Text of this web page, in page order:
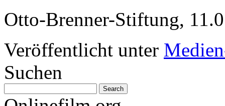
Otto-Brenner-Stiftung,
Veröffentlicht unter
Suchen